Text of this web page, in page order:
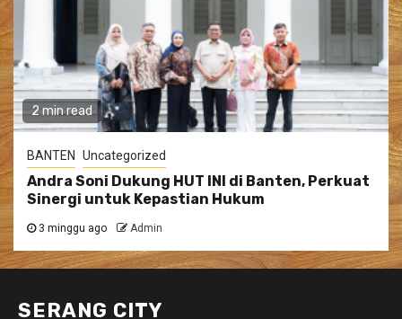
2 min read
BANTEN Uncategorized
Andra Soni Dukung HUT INI di Banten, Perkuat
Sinergi untuk Kepastian Hukum
3 minggu ago Admin
SERANG CITY